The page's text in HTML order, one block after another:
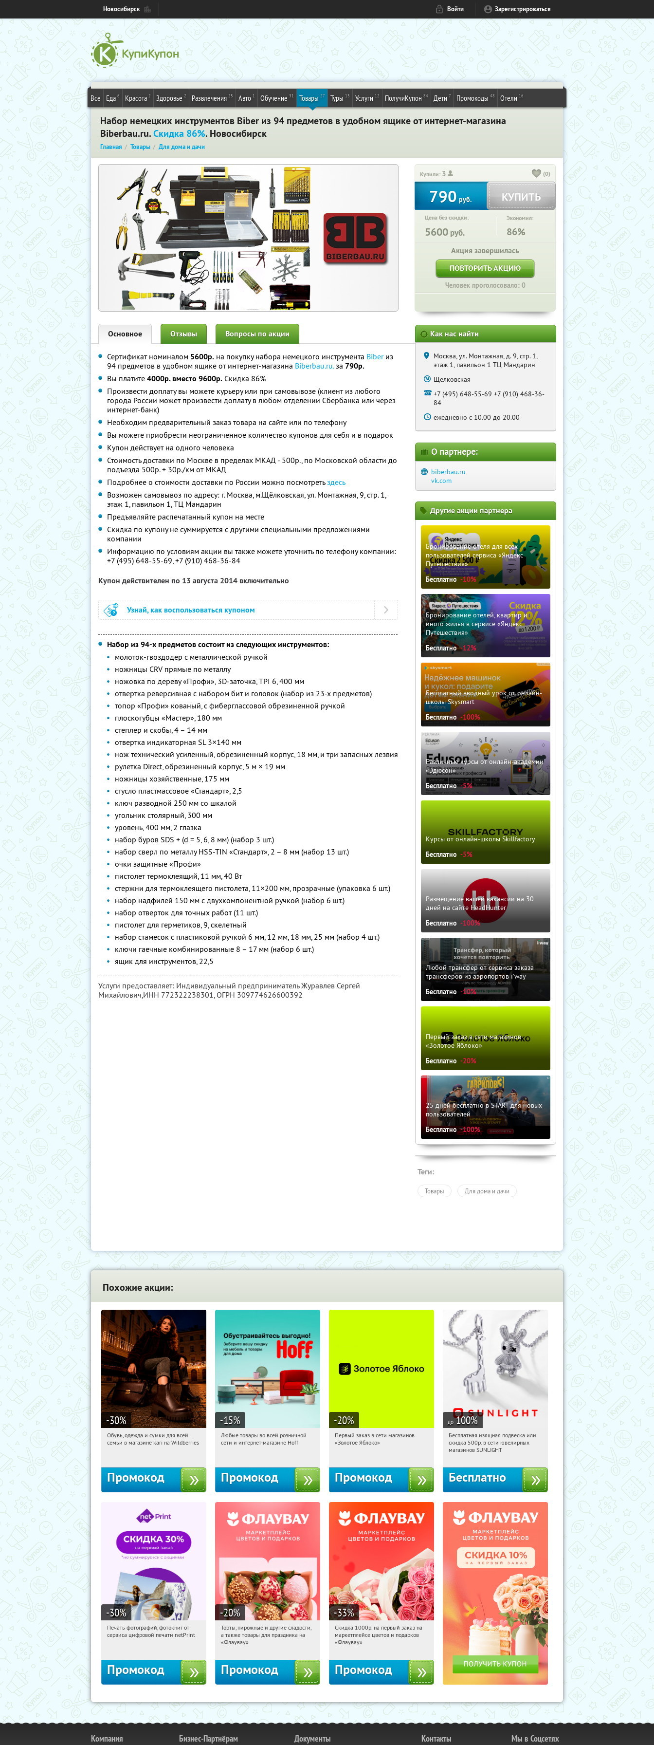
Новосибирск Войти Зарегистрироваться
Все Еда 6 Красота 2 Здоровье 2 Развлечения 25 Авто 1 Обучение 31 Товары 27 Туры 13 Услуги 12 ПолучиКупон 84 Дети 7 Промокоды 48 Отели 16
Набор немецких инструментов Biber из 94 предметов в удобном ящике от интернет-магазина
Biberbau.ru.Скидка 86%. Новосибирск
Главная Товары Для дома и дачи
Купили: 3 (0)
790 руб. КУПИТЬ
Цена без скидки:
5600 руб.
Экономия:
86%
Акция завершилась
ПОВТОРИТЬ АКЦИЮ
Человек проголосовало: 0
Основное Отзывы Вопросы по акции
Сертификат номиналом 5600р. на покупку набора немецкого инструмента Biberиз
94 предметов в удобном ящике от интернет-магазина Biberbau.ru.за 790р.
Вы платите 4000р. вместо 9600р. Скидка 86%
Произвести доплату вы можете курьеру или при самовывозе (клиент из любого
города России может произвести доплату в любом отделении Сбербанка или через
интернет-банк)
Необходим предварительный заказ товара на сайте или по телефону
Вы можете приобрести неограниченное количество купонов для себя и в подарок
Купон действует на одного человека
Стоимость доставки по Москве в пределах МКАД - 500р., по Московской области до
подъезда 500р. + 30р./км от МКАД
Подробнее о стоимости доставки по России можно посмотретьздесь
Возможен самовывоз по адресу: г. Москва, м.Щёлковская, ул. Монтажная, 9, стр. 1,
этаж 1, павильон 1, ТЦ Мандарин
Предъявляйте распечатанный купон на месте
Скидка по купону не суммируется с другими специальными предложениями
компании
Информацию по условиям акции вы также можете уточнить по телефону компании:
+7 (495) 648-55-69, +7 (910) 468-36-84
Купон действителен по 13 августа 2014 включительно
Узнай, как воспользоваться купоном
Набор из 94-х предметов состоит из следующих инструментов:
молоток-гвоздодер с металлической ручкой
ножницы CRV прямые по металлу
ножовка по дереву «Профи», 3D-заточка, TPI 6, 400 мм
отвертка реверсивная с набором бит и головок (набор из 23-х предметов)
топор «Профи» кованый, с фиберглассовой обрезиненной ручкой
плоскогубцы «Мастер», 180 мм
степлер и скобы, 4 – 14 мм
отвертка индикаторная SL 3×140 мм
нож технический усиленный, обрезиненный корпус, 18 мм, и три запасных лезвия
рулетка Direct, обрезиненный корпус, 5 м × 19 мм
ножницы хозяйственные, 175 мм
стусло пластмассовое «Стандарт», 2,5
ключ разводной 250 мм со шкалой
угольник столярный, 300 мм
уровень, 400 мм, 2 глазка
набор буров SDS + (d = 5, 6, 8 мм) (набор 3 шт.)
набор сверл по металлу HSS-TIN «Стандарт», 2 – 8 мм (набор 13 шт.)
очки защитные «Профи»
пистолет термоклеящий, 11 мм, 40 Вт
стержни для термоклеящего пистолета, 11×200 мм, прозрачные (упаковка 6 шт.)
набор надфилей 150 мм с двухкомпонентной ручкой (набор 6 шт.)
набор отверток для точных работ (11 шт.)
пистолет для герметиков, 9, скелетный
набор стамесок с пластиковой ручкой 6 мм, 12 мм, 18 мм, 25 мм (набор 4 шт.)
ключи гаечные комбинированные 8 – 17 мм (набор 6 шт.)
ящик для инструментов, 22,5
Услуги предоставляет: Индивидуальный предприниматель Журавлев Сергей
Михайлович,ИНН 772322238301, ОГРН 309774626600392
Как нас найти
Москва, ул. Монтажная, д. 9, стр. 1,
этаж 1, павильон 1 ТЦ Мандарин
Щелковская
+7 (495) 648-55-69 +7 (910) 468-36-
84
ежедневно с 10.00 до 20.00
О партнере:
biberbau.ru
vk.com
Другие акции партнера
Бронирование отеля для всех
пользователей сервиса «Яндекс
Путешествия»
Бесплатно -10%
Бронирование отелей, квартир и
иного жилья в сервисе «Яндекс
Путешествия»
Бесплатно -12%
Бесплатный вводный урок от онлайн-
школы Skysmart
Бесплатно -100%
Различные курсы от онлайн-академии
«Эдюсон»
Бесплатно -5%
Курсы от онлайн-школы Skillfactory
Бесплатно -5%
Размещение вашей вакансии на 30
дней на сайте HeadHunter
Бесплатно -100%
Любой трансфер от сервиса заказа
трансферов из аэропортов i'way
Бесплатно -10%
Первый заказ в сети магазинов
«Золотое Яблоко»
Бесплатно -20%
25 дней бесплатно в START для новых
пользователей
Бесплатно -100%
Теги:
Товары Для дома и дачи
Похожие акции:
-30%
09:12:24 Получили:
Обувь, одежда и сумки для всей
семьи в магазине kari на Wildberries
Промокод
-15%
09:12:24 Получили:
Любые товары во всей розничной
сети и интернет-магазине Hoff
Промокод
-20%
09:12:24
Получи первым!
Первый заказ в сети магазинов
«Золотое Яблоко»
Промокод
до 100%
09:12:24 Получили:
Россия
Бесплатная изящная подвеска или
скидка 500р. в сети ювелирных
магазинов SUNLIGHT
Бесплатно
-30%
09:12:24 Получили:
Печать фотографий, фотокниг от
сервиса цифровой печати netPrint
Промокод
-20%
09:12:24 Получили:
Россия
Торты, пирожные и другие сладости,
а также товары для праздника на
«Флаувау»
Промокод
-33%
09:12:24 Получили:
Россия
Скидка 1000р. на первый заказ на
маркетплейсе цветов и подарков
«Флаувау»
Промокод
Компания Бизнес-Партнёрам Документы Контакты Мы в Соцсетях